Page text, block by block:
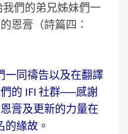
們的弟兄姊妹們一
恩膏（詩篇四：
同禱告以及在翻譯
的 IFI 社群──感謝
膏及更新的力量在
緣故。